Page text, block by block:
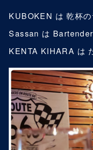
KUBOKEN は 乾杯
Sassan は Bartender
KENTA KIHARA は